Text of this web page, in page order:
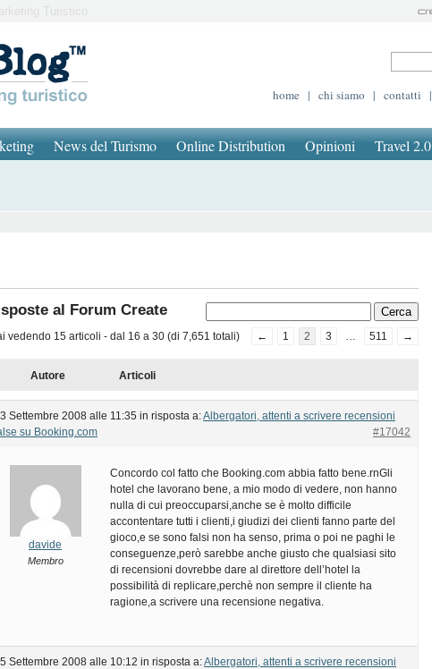
Turistico
home | chi siamo | contatti |
News del Turismo Online Distribution Opinioni Travel 2.0
al Forum Create
vedendo 15 articoli - dal 16 a 30 (di 7,651 totali) ← 1 2 3 … 511 →
Autore Articoli
Settembre 2008 alle 11:35 in risposta a:Albergatori, attenti a scrivere recensioni
su Booking.com
#17042
davide
Membro
Concordo col fatto che Booking.com abbia fatto bene.rnGli
hotel che lavorano bene, a mio modo di vedere, non hanno
nulla di cui preoccuparsi,anche se è molto difficile
accontentare tutti i clienti,i giudizi dei clienti fanno parte del
gioco,e se sono falsi non ha senso, prima o poi ne paghi le
conseguenze,però sarebbe anche giusto che qualsiasi sito
di recensioni dovrebbe dare al direttore dell’hotel la
possibilità di replicare,perchè non sempre il cliente ha
ragione,a scrivere una recensione negativa.
Settembre 2008 alle 10:12 in risposta a:Albergatori, attenti a scrivere recensioni